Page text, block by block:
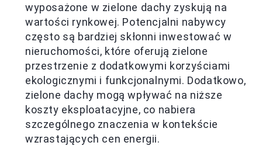
wyposażone w zielone dachy zyskują na
wartości rynkowej. Potencjalni nabywcy
często są bardziej skłonni inwestować w
nieruchomości, które oferują zielone
przestrzenie z dodatkowymi korzyściami
ekologicznymi i funkcjonalnymi. Dodatkowo,
zielone dachy mogą wpływać na niższe
koszty eksploatacyjne, co nabiera
szczególnego znaczenia w kontekście
wzrastających cen energii.